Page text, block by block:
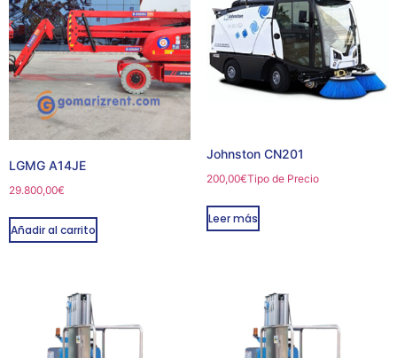
LGMG A14JE
29.800,00€
Añadir al carrito
Johnston CN201
200,00€Tipo de Precio
Leer más